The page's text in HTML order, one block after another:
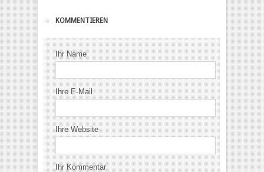
KOMMENTIEREN
Ihr Name
Ihre E-Mail
Ihre Website
Ihr Kommentar